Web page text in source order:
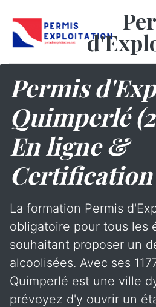
Permis
Quimperlé
En ligne &
Certification
La formation Permis
obligatoire pour tous les
souhaitant proposer un
alcoolisées. Avec ses
Quimperlé est une ville
prévoyez d'y ouvrir un